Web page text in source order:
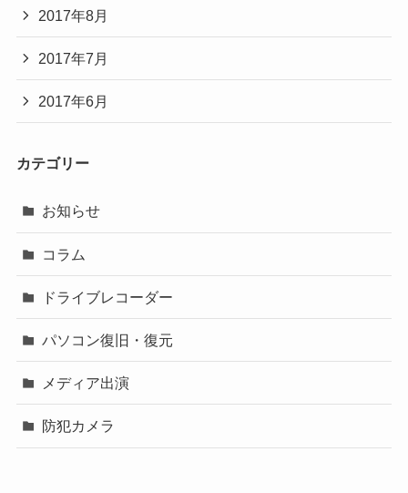
2017年8月
2017年7月
2017年6月
カテゴリー
お知らせ
コラム
ドライブレコーダー
パソコン復旧・復元
メディア出演
防犯カメラ